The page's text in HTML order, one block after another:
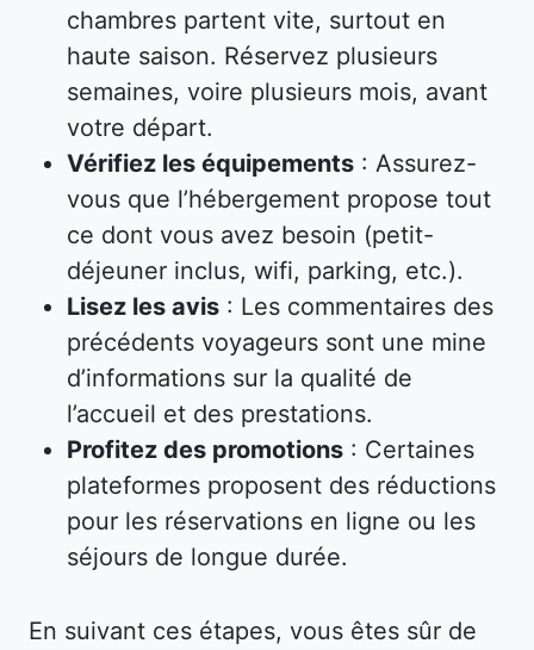
chambres partent vite, surtout en
haute saison. Réservez plusieurs
semaines, voire plusieurs mois, avant
votre départ.
Vérifiez les équipements : Assurez-
vous que l’hébergement propose tout
ce dont vous avez besoin (petit-
déjeuner inclus, wifi, parking, etc.).
Lisez les avis : Les commentaires des
précédents voyageurs sont une mine
d’informations sur la qualité de
l’accueil et des prestations.
Profitez des promotions : Certaines
plateformes proposent des réductions
pour les réservations en ligne ou les
séjours de longue durée.
En suivant ces étapes, vous êtes sûr de